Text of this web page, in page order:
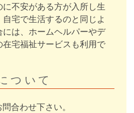
不安がある方が入所し生
宅で生活するのと同じよ
には、ホームヘルパーやデ
在宅福祉サービスも利用で
ついて
合わせ下さい。